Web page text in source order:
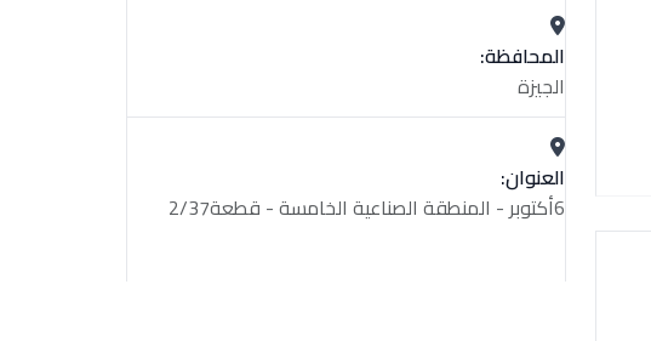
المحافظة:
الجيزة
العنوان:
6أكتوبر - المنطقة الصناعية الخامسة - قطعة2/37